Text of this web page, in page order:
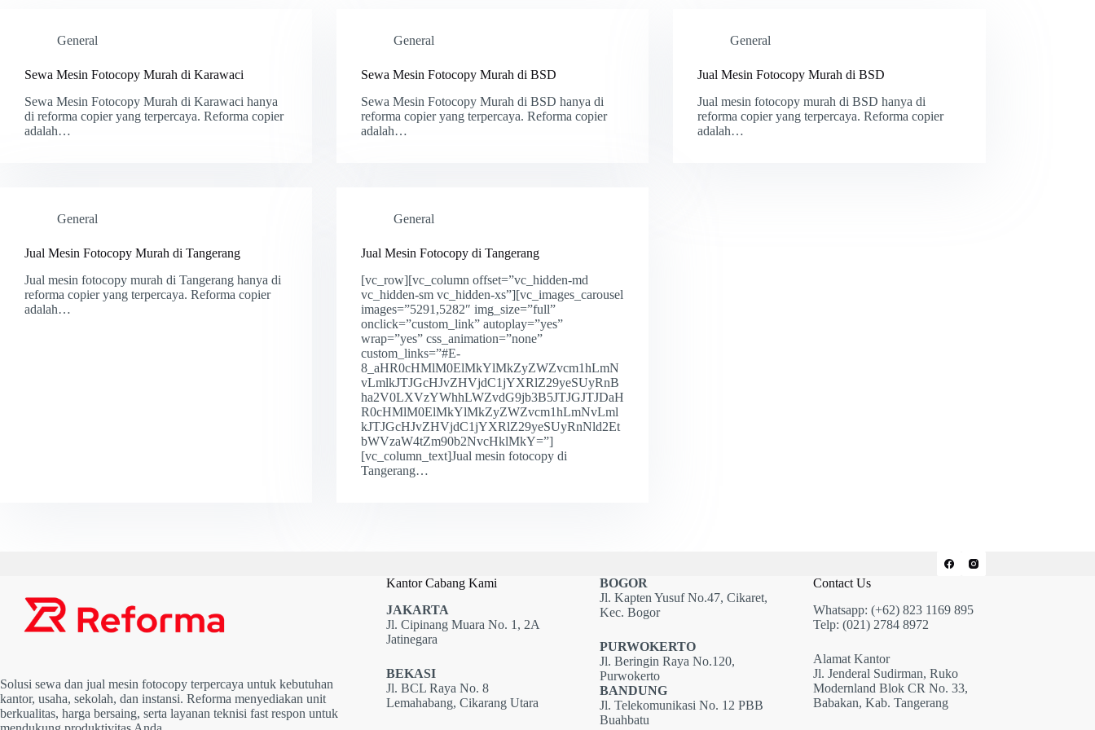
General
Sewa Mesin Fotocopy Murah di Karawaci
Sewa Mesin Fotocopy Murah di Karawaci hanya
di reforma copier yang terpercaya. Reforma copier
adalah…
General
Sewa Mesin Fotocopy Murah di BSD
Sewa Mesin Fotocopy Murah di BSD hanya di
reforma copier yang terpercaya. Reforma copier
adalah…
General
Jual Mesin Fotocopy Murah di BSD
Jual mesin fotocopy murah di BSD hanya di
reforma copier yang terpercaya. Reforma copier
adalah…
General
Jual Mesin Fotocopy Murah di Tangerang
Jual mesin fotocopy murah di Tangerang hanya di
reforma copier yang terpercaya. Reforma copier
adalah…
General
Jual Mesin Fotocopy di Tangerang
[vc_row][vc_column offset=”vc_hidden-md
vc_hidden-sm vc_hidden-xs”][vc_images_carousel
images=”5291,5282″ img_size=”full”
onclick=”custom_link” autoplay=”yes”
wrap=”yes” css_animation=”none”
custom_links=”#E-
8_aHR0cHMlM0ElMkYlMkZyZWZvcm1hLmN
vLmlkJTJGcHJvZHVjdC1jYXRlZ29yeSUyRnB
ha2V0LXVzYWhhLWZvdG9jb3B5JTJGJTJDaH
R0cHMlM0ElMkYlMkZyZWZvcm1hLmNvLml
kJTJGcHJvZHVjdC1jYXRlZ29yeSUyRnNld2Et
bWVzaW4tZm90b2NvcHklMkY=”]
[vc_column_text]Jual mesin fotocopy di
Tangerang…
Solusi sewa dan jual mesin fotocopy terpercaya untuk kebutuhan
kantor, usaha, sekolah, dan instansi. Reforma menyediakan unit
berkualitas, harga bersaing, serta layanan teknisi fast respon untuk
Kantor Cabang Kami
JAKARTA
Jl. Cipinang Muara No. 1, 2A
Jatinegara
BEKASI
Jl. BCL Raya No. 8
Lemahabang, Cikarang Utara
BOGOR
Jl. Kapten Yusuf No.47, Cikaret,
Kec. Bogor
PURWOKERTO
Jl. Beringin Raya No.120,
Purwokerto
BANDUNG
Jl. Telekomunikasi No. 12 PBB
Buahbatu
Contact Us
Whatsapp: (+62) 823 1169 895
Telp: (021) 2784 8972
Alamat Kantor
Jl. Jenderal Sudirman, Ruko
Modernland Blok CR No. 33,
Babakan, Kab. Tangerang